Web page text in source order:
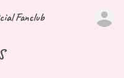
Fanclub